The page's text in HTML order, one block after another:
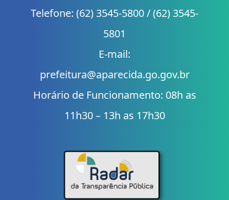
Telefone: (62) 3545-5800 / (62) 3545-
5801
E-mail:
prefeitura@aparecida.go.gov.br
Horário de Funcionamento: 08h as
11h30 – 13h as 17h30